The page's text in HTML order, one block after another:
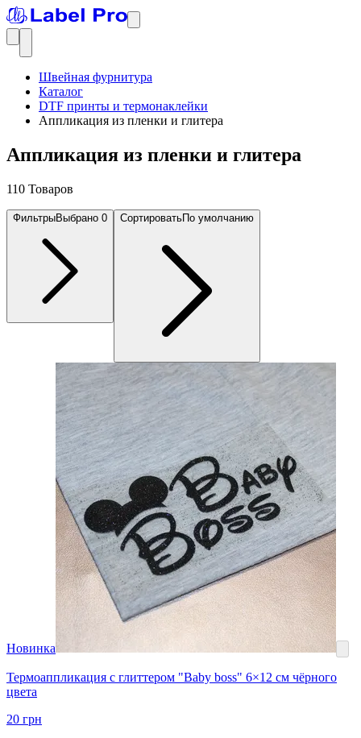
Швейная фурнитура
Каталог
DTF принты и термонаклейки
Аппликация из пленки и глитера
Аппликация из пленки и глитера
110 Товаров
ФильтрыВыбрано 0 СортироватьПо умолчанию
Новинка
Термоаппликация с глиттером "Baby boss" 6×12 см чёрного
цвета
20 грн